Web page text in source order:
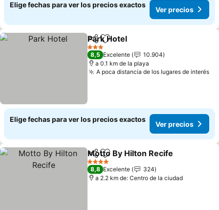
Elige fechas para ver los precios exactos
Ver precios
CompartirAgregar a favoritos
Park Hotel
3 Estrellas
8,5 Excelente
10.904
a 0.1 km de la playa
A poca distancia de los lugares de interés
Elige fechas para ver los precios exactos
Ver precios
CompartirAgregar a favoritos
Motto By Hilton Recife
4 Estrellas
8,8 Excelente
324
a 2.2 km de: Centro de la ciudad